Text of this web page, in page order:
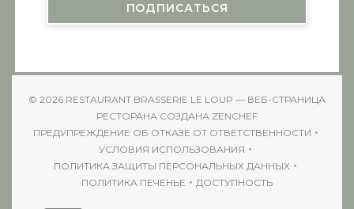
ПОДПИСАТЬСЯ
© 2026 RESTAURANT BRASSERIE LE LOUP — ВЕБ-СТРАНИЦА
РЕСТОРАНА СОЗДАНА ZENCHEF((ОТКРЫВАЕТСЯ
ПРЕДУПРЕЖДЕНИЕ ОБ ОТКАЗЕ ОТ ОТВЕТСТВЕННОСТИ
((ОТКРЫВАЕТСЯ В НОВОМ ОКНЕ))
УСЛОВИЯ ИСПОЛЬЗОВАНИЯ
((ОТКРЫВАЕТСЯ В НОВОМ ОКНЕ))
ПОЛИТИКА ЗАЩИТЫ ПЕРСОНАЛЬНЫХ ДАННЫХ
((ОТКРЫВАЕТСЯ В НОВОМ ОКНЕ))
ПОЛИТИКА ПЕЧЕНЬЕ
((ОТКРЫВАЕТСЯ В НОВОМ ОКНЕ))
ДОСТУПНОСТЬ
((ОТКРЫВАЕТСЯ В